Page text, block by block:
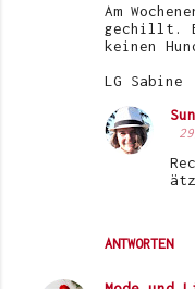
Am
gechillt.
keinen
LG Sabine
ANTWORTEN